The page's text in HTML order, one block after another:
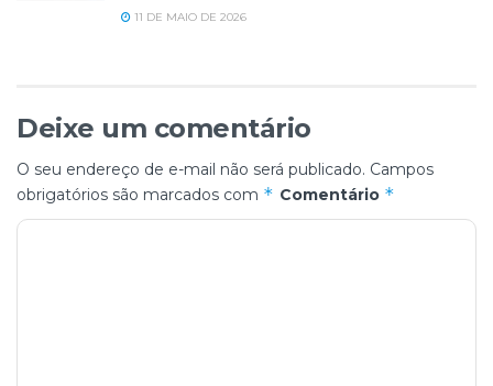
11 DE MAIO DE 2026
Deixe um comentário
O seu endereço de e-mail não será publicado. Campos
obrigatórios são marcados com * Comentário *